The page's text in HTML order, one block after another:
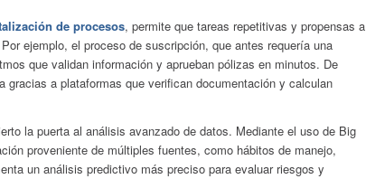
de procesos, permite que tareas repetitivas y propensas a
ejemplo, el proceso de suscripción, que antes requería una
que validan información y aprueban pólizas en minutos. De
gracias a plataformas que verifican documentación y calculan
la puerta al análisis avanzado de datos. Mediante el uso de Big
proveniente de múltiples fuentes, como hábitos de manejo,
un análisis predictivo más preciso para evaluar riesgos y